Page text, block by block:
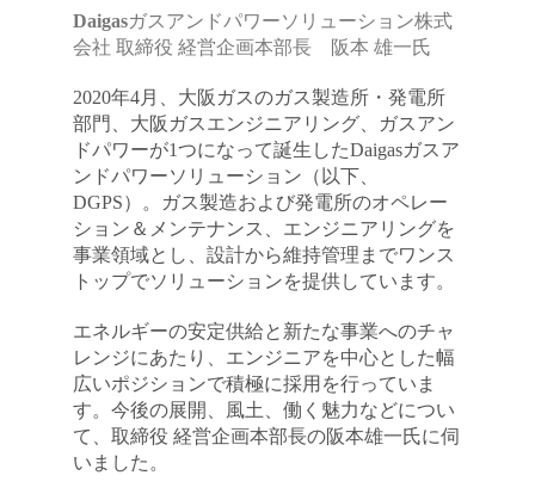
金属・素材
メディカル（医薬品・CRO・医療機器）
医療・介護・福祉
その他
次へ（ご経験職種を選択）
Daigasガスアンドパワーソリューション株式
会社 取締役 経営企画本部長 阪本 雄一氏
2020年4月、大阪ガスのガス製造所・発電所
部門、大阪ガスエンジニアリング、ガスアン
ドパワーが1つになって誕生したDaigasガスア
ンドパワーソリューション（以下、
DGPS）。ガス製造および発電所のオペレー
ション＆メンテナンス、エンジニアリングを
事業領域とし、設計から維持管理までワンス
トップでソリューションを提供しています。
エネルギーの安定供給と新たな事業へのチャ
レンジにあたり、エンジニアを中心とした幅
広いポジションで積極に採用を行っていま
す。今後の展開、風土、働く魅力などについ
て、取締役 経営企画本部長の阪本雄一氏に伺
いました。